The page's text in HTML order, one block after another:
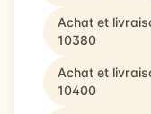
Achat et
10380
Achat et
10400